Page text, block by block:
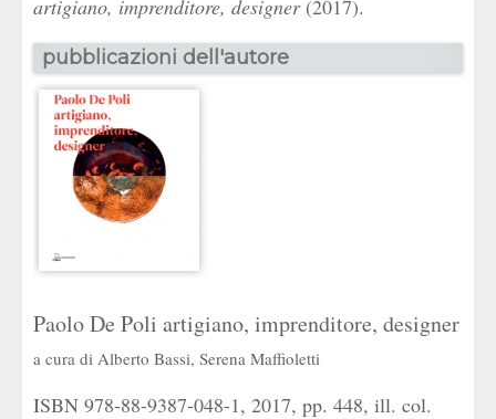
artigiano, imprenditore, designer(2017).
pubblicazioni dell'autore
Paolo De Poli artigiano, imprenditore, designer
a cura di Alberto Bassi, Serena Maffioletti
ISBN 978-88-9387-048-1, 2017, pp. 448, ill. col.